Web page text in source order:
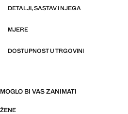
DETALJI, SASTAV I NJEGA
MJERE
DOSTUPNOST U TRGOVINI
MOGLO BI VAS ZANIMATI
ŽENE